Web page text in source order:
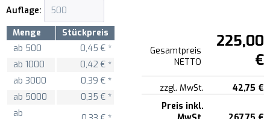
Auflage:
Menge
Stückpreis
ab 500
0,45 € *
ab 1000
0,42 € *
ab 3000
0,39 € *
ab 5000
0,35 € *
ab
Gesamtpreis
NETTO
225,00
€
zzgl. MwSt.
42,75 €
Preis inkl.